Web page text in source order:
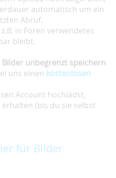
automatisch um ein
Abruf.
in Foren verwendetes
bleibt.
Bilder unbegrenzt speichern
uns einen kostenlosen
Account hochlädst,
(bis du sie selbst
für Bilder